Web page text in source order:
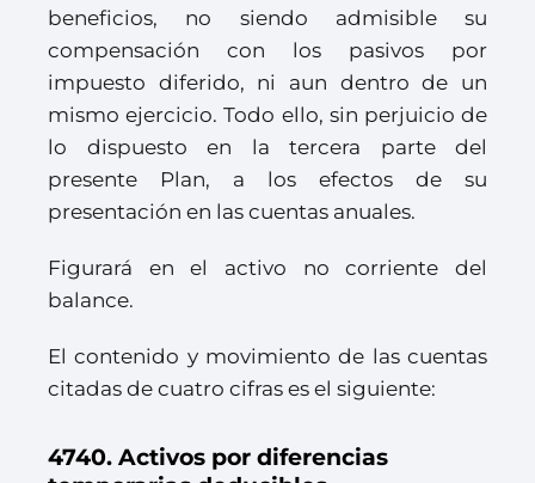
beneficios, no siendo admisible su
compensación con los pasivos por
impuesto diferido, ni aun dentro de un
mismo ejercicio. Todo ello, sin perjuicio de
lo dispuesto en la tercera parte del
presente Plan, a los efectos de su
presentación en las cuentas anuales.
Figurará en el activo no corriente del
balance.
El contenido y movimiento de las cuentas
citadas de cuatro cifras es el siguiente:
4740. Activos por diferencias